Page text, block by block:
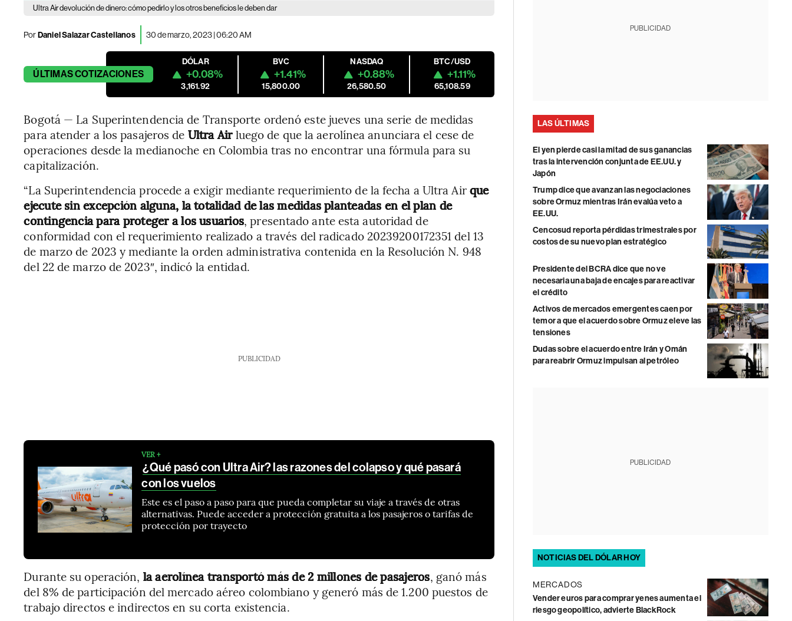
Ultra Air devolución de dinero: cómo pedirlo y los otros beneficios le deben dar
PorDaniel Salazar Castellanos 30 de marzo, 2023 | 06:20 AM
ÚLTIMASCOTIZACIONES
DÓLAR
+0.08%
3,161.92
BVC
+1.41%
15,800.00
NASDAQ
+0.88%
26,580.50
BTC/USD
+1.11%
65,108.59
Bogotá — La Superintendencia de Transporte ordenó este jueves una serie de medidas
para atender a los pasajeros de Ultra Airluego de que la aerolínea anunciara el cese de
operaciones desde la medianoche en Colombia tras no encontrar una fórmula para su
capitalización.
“La Superintendencia procede a exigir mediante requerimiento de la fecha a Ultra Airque
ejecute sin excepción alguna, la totalidad de las medidas planteadas en el plan de
contingencia para proteger a los usuarios, presentado ante esta autoridad de
conformidad con el requerimiento realizado a través del radicado 20239200172351 del 13
de marzo de 2023 y mediante la orden administrativa contenida en la Resolución N. 948
del 22 de marzo de 2023″, indicó la entidad.
PUBLICIDAD
VER +
¿Qué pasó con Ultra Air? las razones del colapso y qué pasará
con los vuelos
Este es el paso a paso para que pueda completar su viaje a través de otras
alternativas. Puede acceder a protección gratuita a los pasajeros o tarifas de
protección por trayecto
Durante su operación, la aerolínea transportó más de 2 millones de pasajeros, ganó más
del 8% de participación del mercado aéreo colombiano y generó más de 1.200 puestos de
trabajo directos e indirectos en su corta existencia.
PUBLICIDAD
LAS ÚLTIMAS
El yen pierde casi la mitad de sus ganancias
tras la intervención conjunta de EE.UU. y
Japón
Trump dice que avanzan las negociaciones
sobre Ormuz mientras Irán evalúa veto a
EE.UU.
Cencosud reporta pérdidas trimestrales por
costos de su nuevo plan estratégico
Presidente del BCRA dice que no ve
necesaria una baja de encajes para reactivar
el crédito
Activos de mercados emergentes caen por
temor a que el acuerdo sobre Ormuz eleve las
tensiones
Dudas sobre el acuerdo entre Irán y Omán
para reabrir Ormuz impulsan al petróleo
PUBLICIDAD
NOTICIAS DEL DÓLAR HOY
MERCADOS
Vender euros para comprar yenes aumenta el
riesgo geopolítico, advierte BlackRock